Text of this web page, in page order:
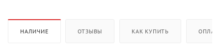
НАЛИЧИЕ ОТЗЫВЫ КАК КУПИТЬ